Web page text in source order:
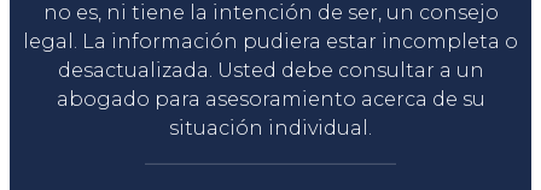
no es, ni tiene la intención de ser, un consejo
legal. La información pudiera estar incompleta o
desactualizada. Usted debe consultar a un
abogado para asesoramiento acerca de su
situación individual.